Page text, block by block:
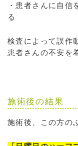
・患者さんに自信
る
検査によって誤作
患者さんの不安を
施術後の結果
施術後、この方の